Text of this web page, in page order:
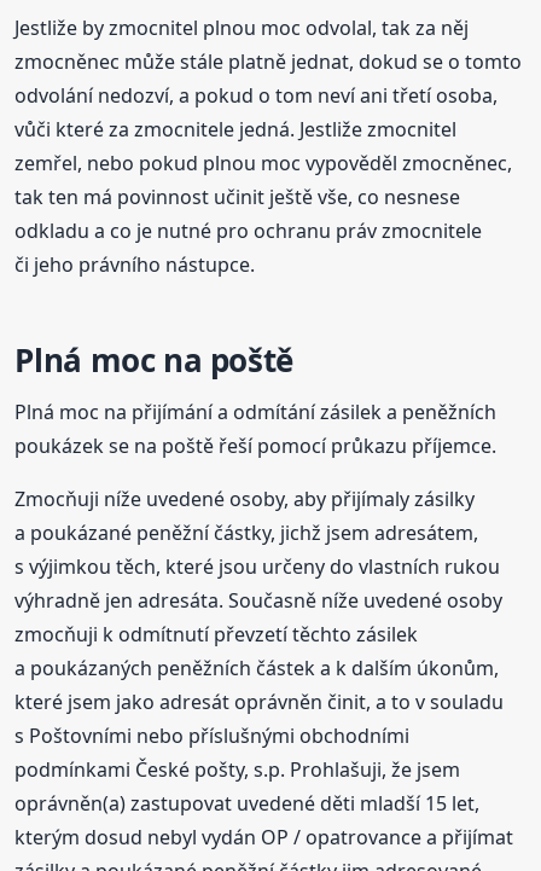
Jestliže by zmocnitel plnou moc odvolal, tak za něj
zmocněnec může stále platně jednat, dokud se o tomto
odvolání nedozví, a pokud o tom neví ani třetí osoba,
vůči které za zmocnitele jedná. Jestliže zmocnitel
zemřel, nebo pokud plnou moc vypověděl zmocněnec,
tak ten má povinnost učinit ještě vše, co nesnese
odkladu a co je nutné pro ochranu práv zmocnitele
či jeho právního nástupce.
Plná moc na poště
Plná moc na přijímání a odmítání zásilek a peněžních
poukázek se na poště řeší pomocí průkazu příjemce.
Zmocňuji níže uvedené osoby, aby přijímaly zásilky
a poukázané peněžní částky, jichž jsem adresátem,
s výjimkou těch, které jsou určeny do vlastních rukou
výhradně jen adresáta. Současně níže uvedené osoby
zmocňuji k odmítnutí převzetí těchto zásilek
a poukázaných peněžních částek a k dalším úkonům,
které jsem jako adresát oprávněn činit, a to v souladu
s Poštovními nebo příslušnými obchodními
podmínkami České pošty, s.p. Prohlašuji, že jsem
oprávněn(a) zastupovat uvedené děti mladší 15 let,
kterým dosud nebyl vydán OP / opatrovance a přijímat